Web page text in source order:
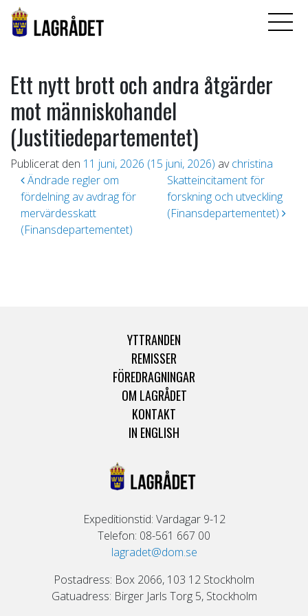
Ett nytt brott och andra åtgärder
mot människohandel
(Justitiedepartementet)
Publicerat den 11 juni, 2026 (15 juni, 2026) av christina
Inläggsnavigering
Ändrade regler om
fördelning av avdrag för
mervärdesskatt
(Finansdepartementet)
Skatteincitament för
forskning och utveckling
(Finansdepartementet)
YTTRANDEN
REMISSER
FÖREDRAGNINGAR
OM LAGRÅDET
KONTAKT
IN ENGLISH
Expeditionstid: Vardagar 9-12
Telefon: 08-561 667 00
lagradet@dom.se
Postadress: Box 2066, 103 12 Stockholm
Gatuadress: Birger Jarls Torg 5, Stockholm